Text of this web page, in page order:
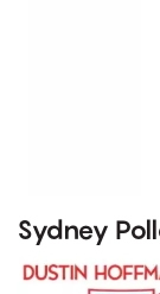
Sydney